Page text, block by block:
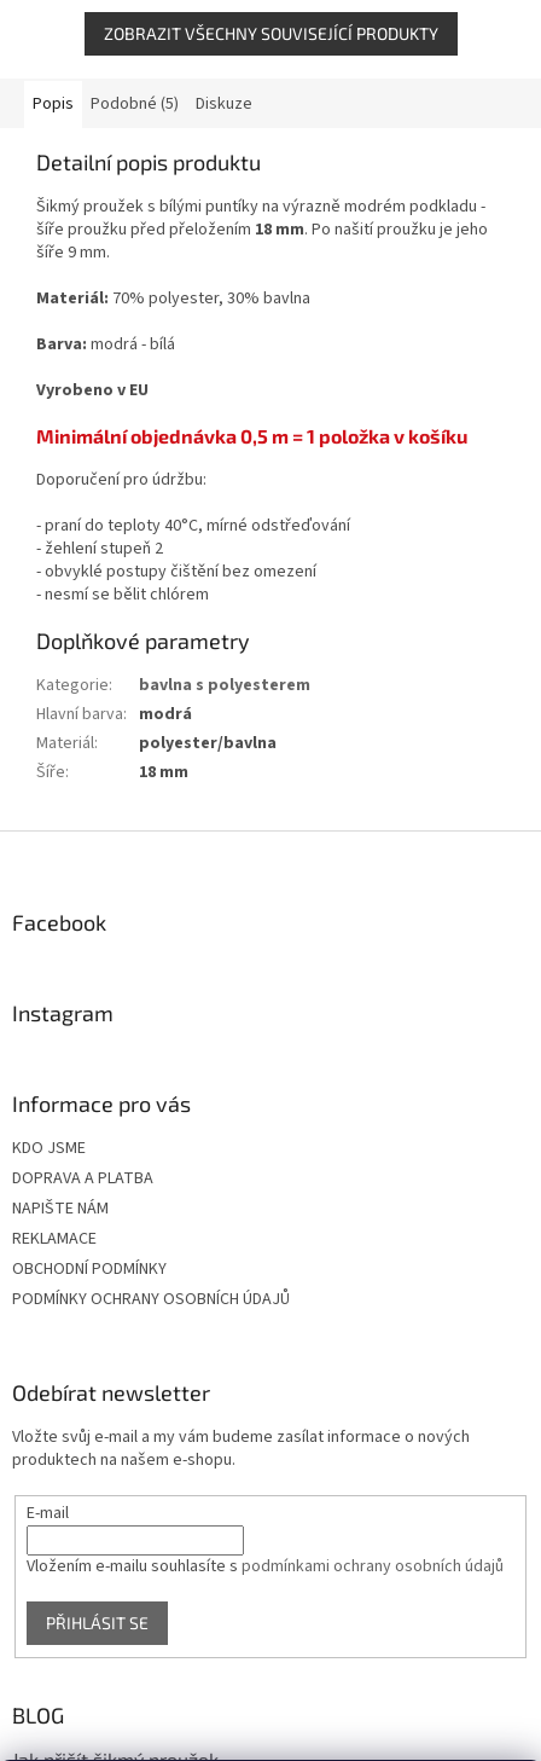
ZOBRAZIT VŠECHNY SOUVISEJÍCÍ PRODUKTY
Popis Podobné (5) Diskuze
Detailní popis produktu
Šikmý proužek s bílými puntíky na výrazně modrém podkladu -
šíře proužku před přeložením 18 mm. Po našití proužku je jeho
šíře 9 mm.
Materiál: 70% polyester, 30% bavlna
Barva: modrá - bílá
Vyrobeno v EU
Minimální objednávka 0,5 m = 1 položka v košíku
Doporučení pro údržbu:
- praní do teploty 40°C, mírné odstřeďování
- žehlení stupeň 2
- obvyklé postupy čištění bez omezení
- nesmí se bělit chlórem
Doplňkové parametry
Kategorie:
bavlna s polyesterem
Hlavní barva: modrá
Materiál:
polyester/bavlna
Šíře: 18 mm
Facebook
Instagram
Informace pro vás
KDO JSME
DOPRAVA A PLATBA
NAPIŠTE NÁM
REKLAMACE
OBCHODNÍ PODMÍNKY
PODMÍNKY OCHRANY OSOBNÍCH ÚDAJŮ
Odebírat newsletter
Vložte svůj e-mail a my vám budeme zasílat informace o nových
produktech na našem e-shopu.
E-mail
Vložením e-mailu souhlasíte s podmínkami ochrany osobních údajů
PŘIHLÁSIT SE
BLOG